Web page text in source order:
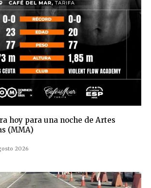
hoy para una noche de Artes
(MMA)
2026